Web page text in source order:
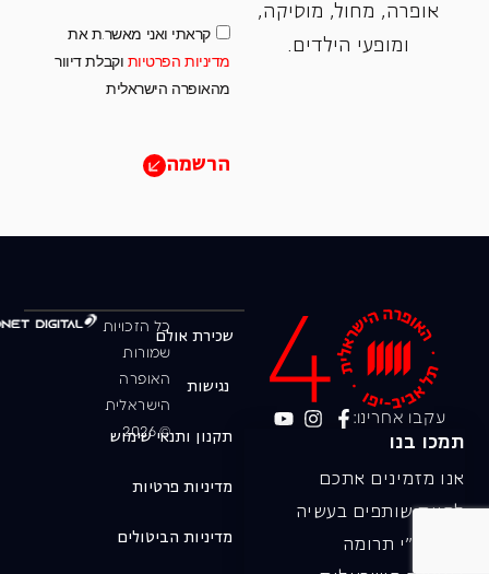
אופרה, ‏מחול, ‏מוסיקה,
ומופעי הילדים.
קראתי ואני מאשר.ת את
מדיניות הפרטיות וקבלת דיוור
מהאופרה הישראלית
הרשמה
עקבו אחרינו:
תמכו בנו
אנו מזמינים אתכם
להיות שותפים בעשיה
שלנו ע"י תרומה
כל הזכויות
שמורות
האופרה
הישראלית
© 2026
שכירת אולם
נגישות
תקנון ותנאי שימוש
מדיניות פרטיות
מדיניות הביטולים